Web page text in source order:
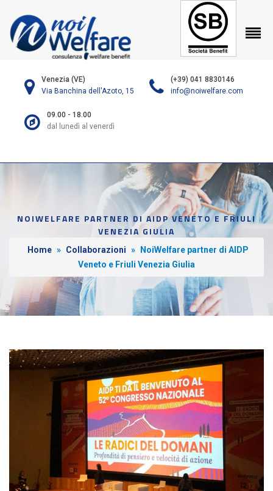
Venezia (VE)
Via Banchina dell'Azoto, 15
(+39) 041 8830146
info@noiwelfare.com
09.00 - 18.00
dal lunedì al venerdì
NOIWELFARE PARTNER DI AIDP VENETO E FRIULI
VENEZIA GIULIA
Home » Collaborazioni »
NoiWelfare partner di AIDP
Veneto e Friuli Venezia Giulia